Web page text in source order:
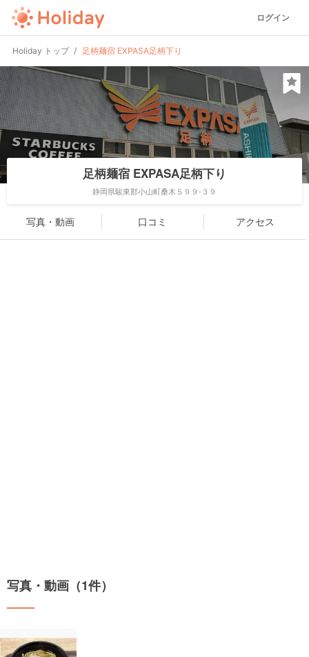
ログイン
Holiday トップ 足柄麺宿 EXPASA足柄下り
足柄麺宿 EXPASA足柄下り
静岡県駿東郡小山町桑木５９９-３９
写真・動画 口コミ アクセス
写真・動画（1件）